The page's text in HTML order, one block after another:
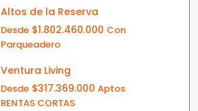
Altos de la Reserva
Desde $1.802.460.000 Con
Parqueadero
Ventura Living
Desde $317.369.000 Aptos
RENTAS CORTAS